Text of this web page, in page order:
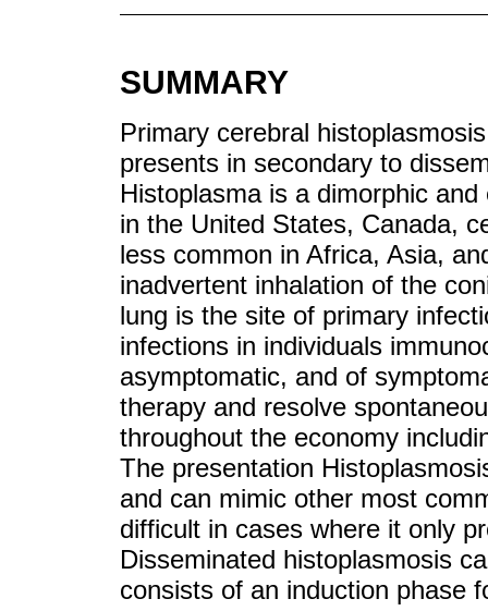
SUMMARY
Primary cerebral
presents in secondary to
Histoplasma is a dimorphic
in the United States, Canada,
less common in Africa, Asia,
inadvertent inhalation of the
lung is the site of primary
infections in individuals
asymptomatic, and of
therapy and resolve
throughout the economy
The presentation
and can mimic other most
difficult in cases where it only
Disseminated histoplasmosis
consists of an induction phase